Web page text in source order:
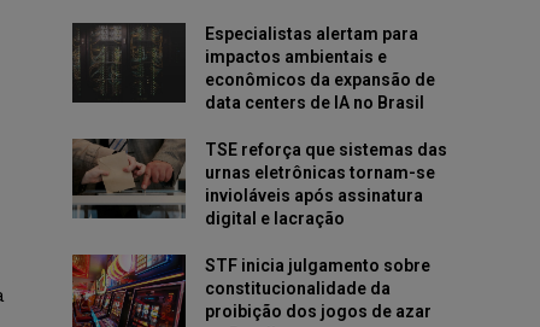
Especialistas alertam para
impactos ambientais e
econômicos da expansão de
data centers de IA no Brasil
TSE reforça que sistemas das
urnas eletrônicas tornam-se
invioláveis após assinatura
digital e lacração
STF inicia julgamento sobre
constitucionalidade da
proibição dos jogos de azar